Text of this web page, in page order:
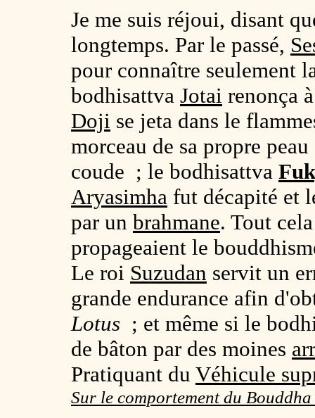
Je me suis réjoui, disant
longtemps. Par le passé,
pour connaître seulement
bodhisattva Jotai renonça
Doji se jeta dans le
morceau de sa propre
coude ; le bodhisattva
Aryasimha fut décapité et
par un brahmane. Tout
propageaient le
Le roi Suzudan servit un
grande endurance afin
Lotus ; et même si le
de bâton par des moines
Pratiquant du Véhicule
Sur le comportement du Bouddha